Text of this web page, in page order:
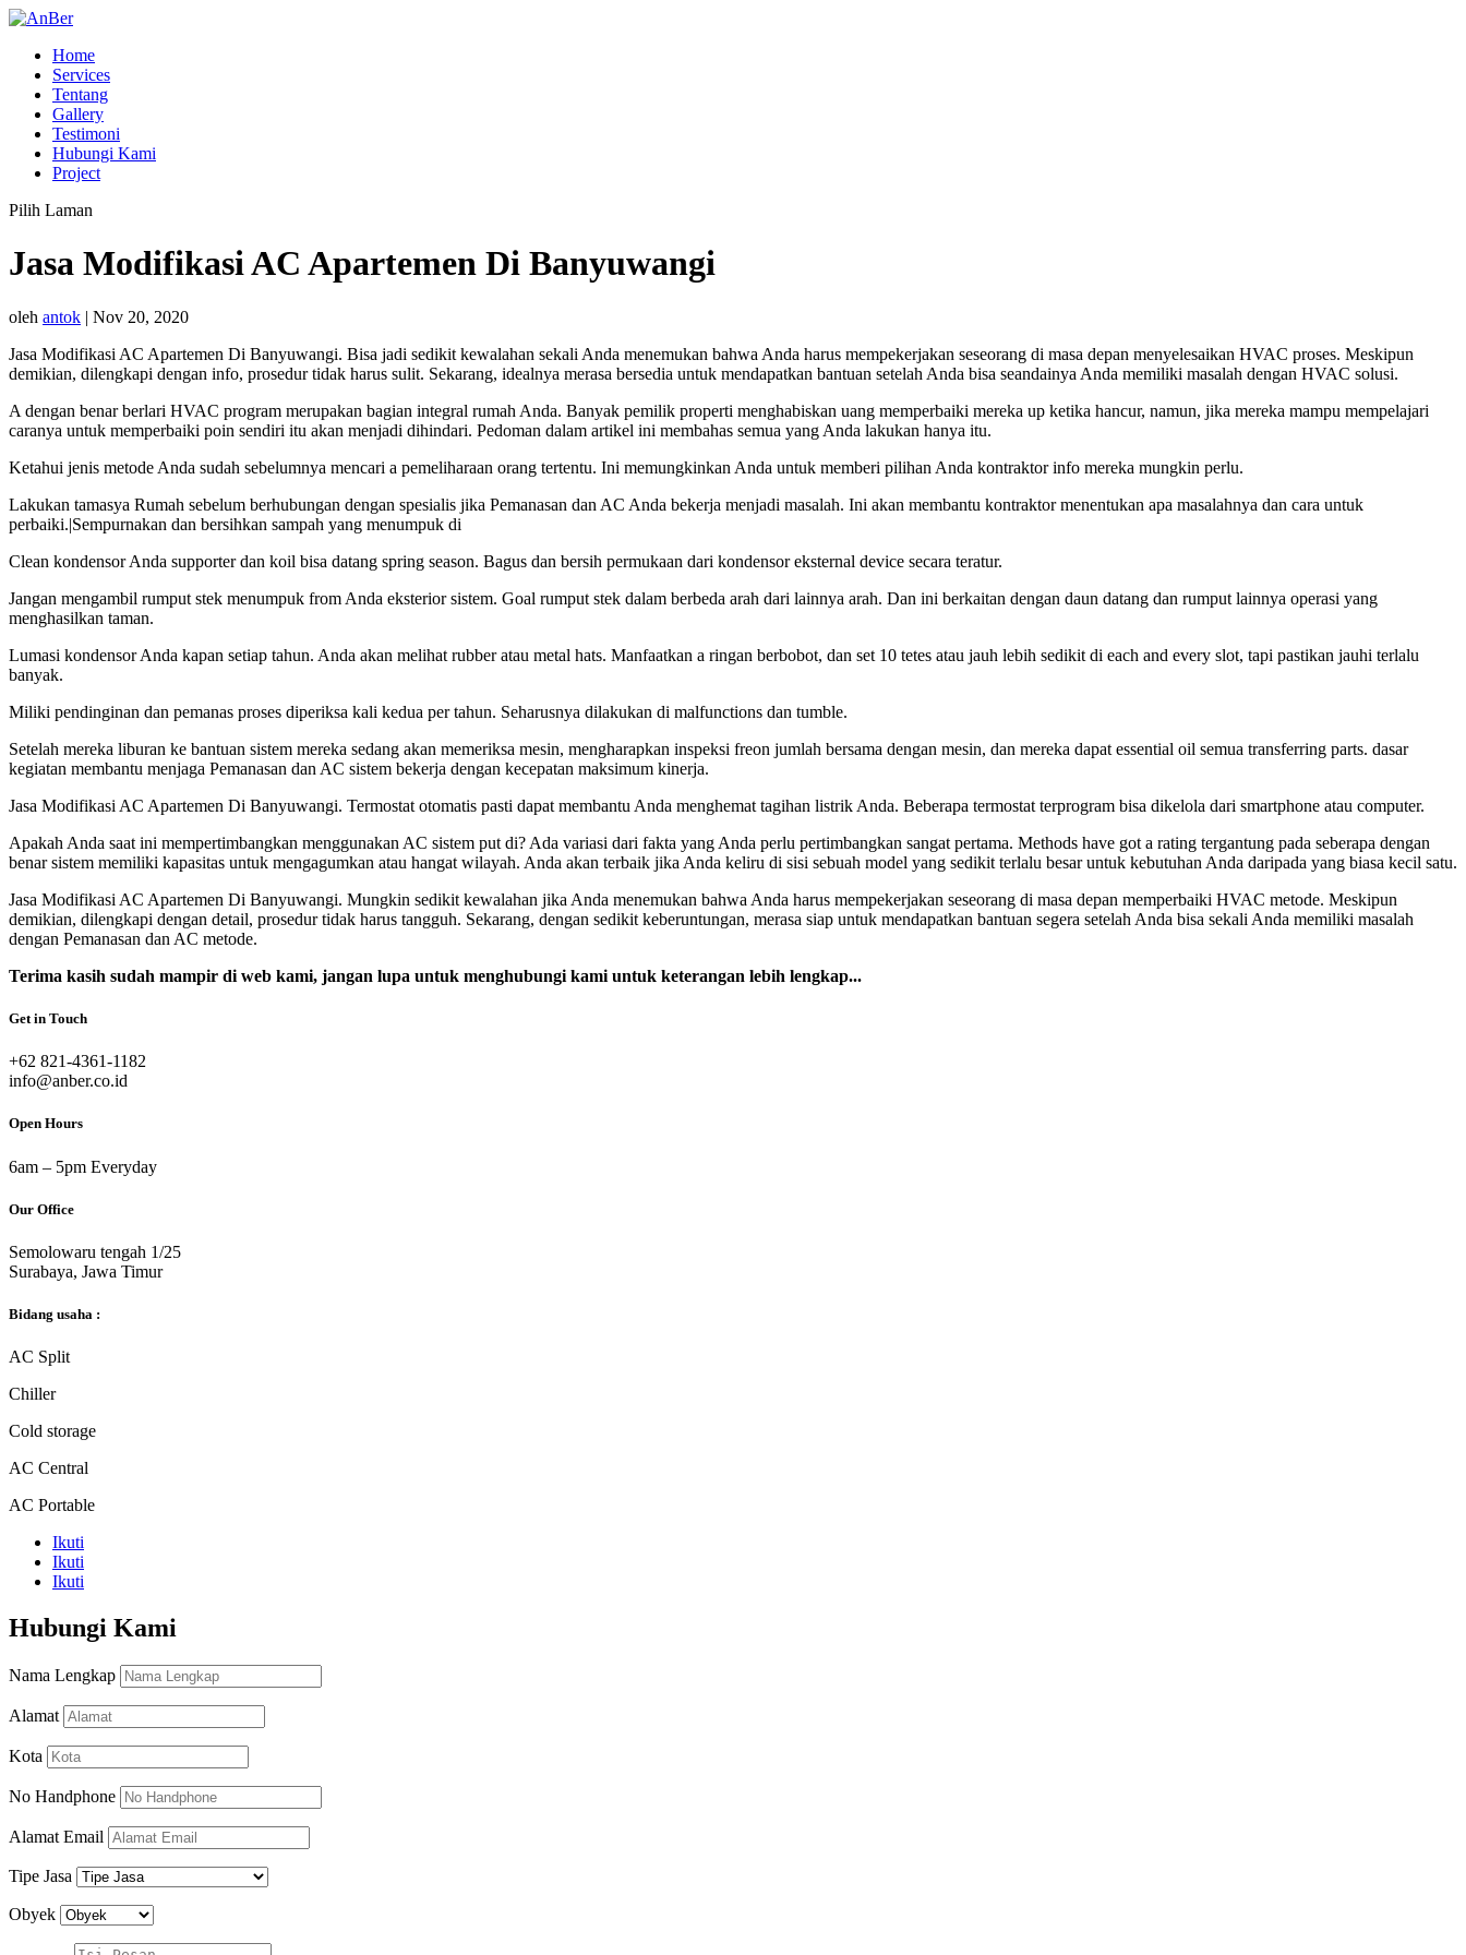
Home
Services
Tentang
Gallery
Testimoni
Hubungi Kami
Project
Pilih Laman
Jasa Modifikasi AC Apartemen Di Banyuwangi
oleh antok | Nov 20, 2020
Jasa Modifikasi AC Apartemen Di Banyuwangi. Bisa jadi sedikit kewalahan sekali Anda menemukan bahwa Anda harus mempekerjakan seseorang di masa depan menyelesaikan HVAC proses. Meskipun
demikian, dilengkapi dengan info, prosedur tidak harus sulit. Sekarang, idealnya merasa bersedia untuk mendapatkan bantuan setelah Anda bisa seandainya Anda memiliki masalah dengan HVAC solusi.
A dengan benar berlari HVAC program merupakan bagian integral rumah Anda. Banyak pemilik properti menghabiskan uang memperbaiki mereka up ketika hancur, namun, jika mereka mampu mempelajari
caranya untuk memperbaiki poin sendiri itu akan menjadi dihindari. Pedoman dalam artikel ini membahas semua yang Anda lakukan hanya itu.
Ketahui jenis metode Anda sudah sebelumnya mencari a pemeliharaan orang tertentu. Ini memungkinkan Anda untuk memberi pilihan Anda kontraktor info mereka mungkin perlu.
Lakukan tamasya Rumah sebelum berhubungan dengan spesialis jika Pemanasan dan AC Anda bekerja menjadi masalah. Ini akan membantu kontraktor menentukan apa masalahnya dan cara untuk
perbaiki.|Sempurnakan dan bersihkan sampah yang menumpuk di
Clean kondensor Anda supporter dan koil bisa datang spring season. Bagus dan bersih permukaan dari kondensor eksternal device secara teratur.
Jangan mengambil rumput stek menumpuk from Anda eksterior sistem. Goal rumput stek dalam berbeda arah dari lainnya arah. Dan ini berkaitan dengan daun datang dan rumput lainnya operasi yang
menghasilkan taman.
Lumasi kondensor Anda kapan setiap tahun. Anda akan melihat rubber atau metal hats. Manfaatkan a ringan berbobot, dan set 10 tetes atau jauh lebih sedikit di each and every slot, tapi pastikan jauhi terlalu
banyak.
Miliki pendinginan dan pemanas proses diperiksa kali kedua per tahun. Seharusnya dilakukan di malfunctions dan tumble.
Setelah mereka liburan ke bantuan sistem mereka sedang akan memeriksa mesin, mengharapkan inspeksi freon jumlah bersama dengan mesin, dan mereka dapat essential oil semua transferring parts. dasar
kegiatan membantu menjaga Pemanasan dan AC sistem bekerja dengan kecepatan maksimum kinerja.
Jasa Modifikasi AC Apartemen Di Banyuwangi. Termostat otomatis pasti dapat membantu Anda menghemat tagihan listrik Anda. Beberapa termostat terprogram bisa dikelola dari smartphone atau computer.
Apakah Anda saat ini mempertimbangkan menggunakan AC sistem put di? Ada variasi dari fakta yang Anda perlu pertimbangkan sangat pertama. Methods have got a rating tergantung pada seberapa dengan
benar sistem memiliki kapasitas untuk mengagumkan atau hangat wilayah. Anda akan terbaik jika Anda keliru di sisi sebuah model yang sedikit terlalu besar untuk kebutuhan Anda daripada yang biasa kecil satu.
Jasa Modifikasi AC Apartemen Di Banyuwangi. Mungkin sedikit kewalahan jika Anda menemukan bahwa Anda harus mempekerjakan seseorang di masa depan memperbaiki HVAC metode. Meskipun
demikian, dilengkapi dengan detail, prosedur tidak harus tangguh. Sekarang, dengan sedikit keberuntungan, merasa siap untuk mendapatkan bantuan segera setelah Anda bisa sekali Anda memiliki masalah
dengan Pemanasan dan AC metode.
Terima kasih sudah mampir di web kami, jangan lupa untuk menghubungi kami untuk keterangan lebih lengkap...
Get in Touch
‎+62 821-4361-1182
info@anber.co.id
Open Hours
6am – 5pm Everyday
Our Office
Semolowaru tengah 1/25
Surabaya, Jawa Timur
Bidang usaha :
AC Split
Chiller
Cold storage
AC Central
AC Portable
Ikuti
Ikuti
Ikuti
Hubungi Kami
Nama Lengkap
Alamat
Kota
No Handphone
Alamat Email
Tipe Jasa
Obyek